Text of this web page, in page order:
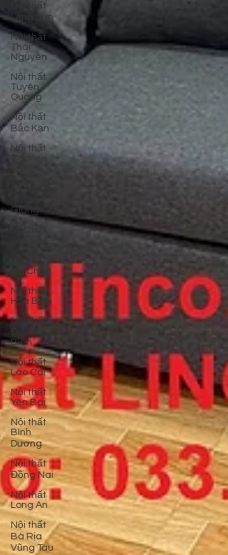
Nội thất
Lạng Sơn
Nội thất
Thái
Nguyên
Nội thất
Tuyên
Quang
Nội thất
Bắc Kạn
Nội thất
Giang
Nội thất
Lai Châu
Nội thất
Hòa Bình
Nội thất
Điện
Biên
Nội thất
Lào Cai
Nội thất
Yên Bái
Nội thất
Bình
Dương
Nội thất
Đồng Nai
Nội thất
Long An
Nội thất
Bà Rịa
Vũng Tàu